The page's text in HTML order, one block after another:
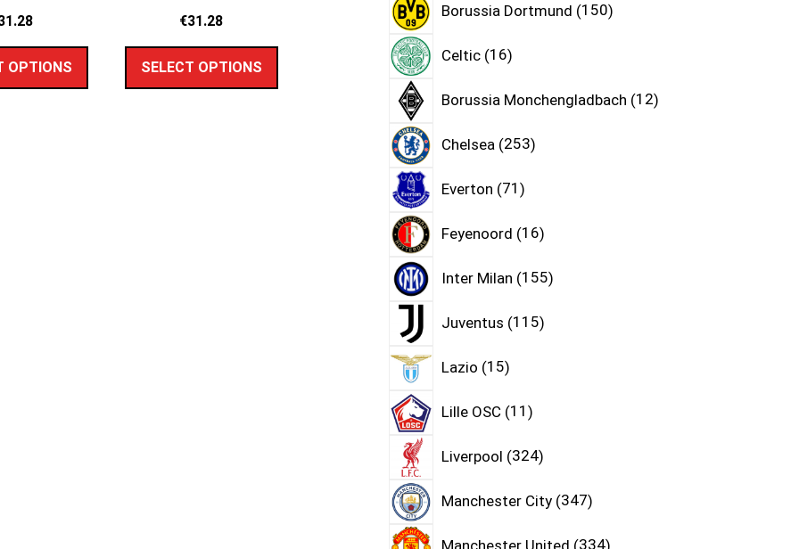
OPTIONS
€31.28
SELECT OPTIONS
Borussia Dortmund 150
Celtic 16
Borussia Monchengladbach 12
Chelsea 253
Everton 71
Feyenoord 16
Inter Milan 155
Juventus 115
Lazio 15
Lille OSC 11
Liverpool 324
Manchester City 347
Manchester United 334